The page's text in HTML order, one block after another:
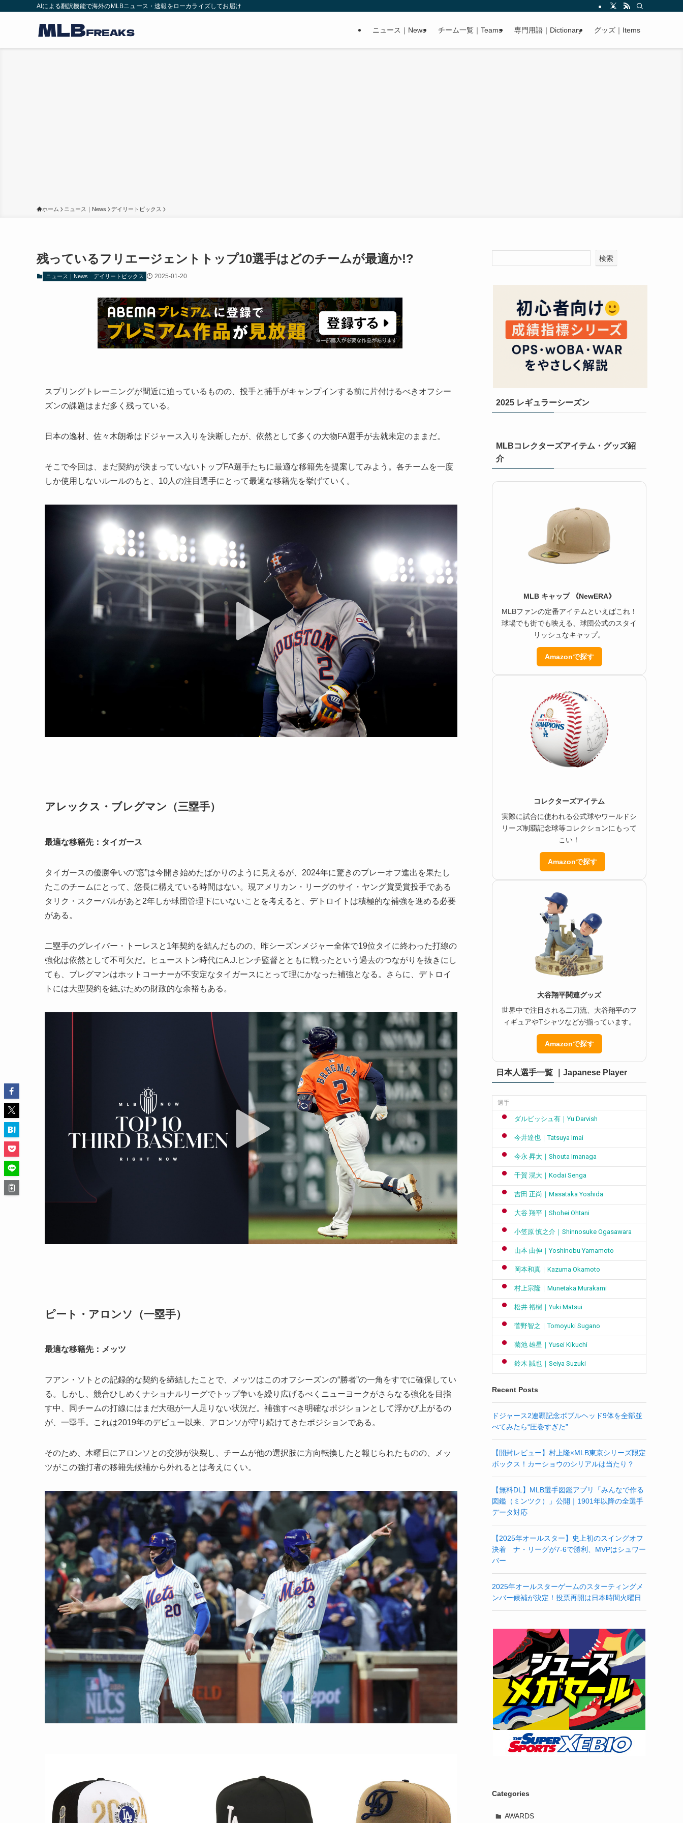
AIによる翻訳機能で海外のMLBニュース・速報をローカライズしてお届け
ニュース｜News チーム一覧｜Teams 専門用語｜Dictionary グッズ｜Items
ホーム ニュース｜News デイリートピックス
残っているフリエージェントトップ10選手はどのチームが最適か!?
ニュース｜News デイリートピックス 2025-01-20
スプリングトレーニングが間近に迫っているものの、投手と捕手がキャンプインする前に片付けるべきオフシー
ズンの課題はまだ多く残っている。
日本の逸材、佐々木朗希はドジャース入りを決断したが、依然として多くの大物FA選手が去就未定のままだ。
そこで今回は、まだ契約が決まっていないトップFA選手たちに最適な移籍先を提案してみよう。各チームを一度
しか使用しないルールのもと、10人の注目選手にとって最適な移籍先を挙げていく。
アレックス・ブレグマン（三塁手）
最適な移籍先：タイガース
タイガースの優勝争いの“窓”は今開き始めたばかりのように見えるが、2024年に驚きのプレーオフ進出を果たし
たこのチームにとって、悠長に構えている時間はない。現アメリカン・リーグのサイ・ヤング賞受賞投手である
タリク・スクーバルがあと2年しか球団管理下にいないことを考えると、デトロイトは積極的な補強を進める必要
がある。
二塁手のグレイバー・トーレスと1年契約を結んだものの、昨シーズンメジャー全体で19位タイに終わった打線の
強化は依然として不可欠だ。ヒューストン時代にA.J.ヒンチ監督とともに戦ったという過去のつながりを抜きにし
ても、ブレグマンはホットコーナーが不安定なタイガースにとって理にかなった補強となる。さらに、デトロイ
トには大型契約を結ぶための財政的な余裕もある。
ピート・アロンソ（一塁手）
最適な移籍先：メッツ
フアン・ソトとの記録的な契約を締結したことで、メッツはこのオフシーズンの“勝者”の一角をすでに確保してい
る。しかし、競合ひしめくナショナルリーグでトップ争いを繰り広げるべくニューヨークがさらなる強化を目指
す中、同チームの打線にはまだ大砲が一人足りない状況だ。補強すべき明確なポジションとして浮かび上がるの
が、一塁手。これは2019年のデビュー以来、アロンソが守り続けてきたポジションである。
そのため、木曜日にアロンソとの交渉が決裂し、チームが他の選択肢に方向転換したと報じられたものの、メッ
ツがこの強打者の移籍先候補から外れるとは考えにくい。
検索
2025 レギュラーシーズン
MLBコレクターズアイテム・グッズ紹
介
MLB キャップ 《NewERA》
MLBファンの定番アイテムといえばこれ！
球場でも街でも映える、球団公式のスタイ
リッシュなキャップ。
Amazonで探す
コレクターズアイテム
実際に試合に使われる公式球やワールドシ
リーズ制覇記念球等コレクションにもって
こい！
Amazonで探す
大谷翔平関連グッズ
世界中で注目される二刀流、大谷翔平のフ
ィギュアやTシャツなどが揃っています。
Amazonで探す
日本人選手一覧 ｜Japanese Player
選手
ダルビッシュ有｜Yu Darvish
今井達也｜Tatsuya Imai
今永 昇太｜Shouta Imanaga
千賀 滉大｜Kodai Senga
吉田 正尚｜Masataka Yoshida
大谷 翔平｜Shohei Ohtani
小笠原 慎之介｜Shinnosuke Ogasawara
山本 由伸｜Yoshinobu Yamamoto
岡本和真｜Kazuma Okamoto
村上宗隆｜Munetaka Murakami
松井 裕樹｜Yuki Matsui
菅野智之｜Tomoyuki Sugano
菊池 雄星｜Yusei Kikuchi
鈴木 誠也｜Seiya Suzuki
Recent Posts
ドジャース2連覇記念ボブルヘッド9体を全部並
べてみたら“圧巻すぎた”
【開封レビュー】村上隆×MLB東京シリーズ限定
ボックス！カーショウのシリアルは当たり？
【無料DL】MLB選手図鑑アプリ「みんなで作る
図鑑（ミンツク）」公開｜1901年以降の全選手
データ対応
【2025年オールスター】史上初のスイングオフ
決着 ナ・リーグが7-6で勝利、MVPはシュワー
バー
2025年オールスターゲームのスターティングメ
ンバー候補が決定！投票再開は日本時間火曜日
Categories
AWARDS